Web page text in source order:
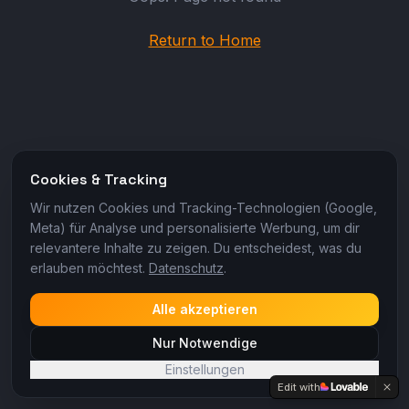
Return to Home
Cookies & Tracking
Wir nutzen Cookies und Tracking-Technologien (Google,
Meta) für Analyse und personalisierte Werbung, um dir
relevantere Inhalte zu zeigen. Du entscheidest, was du
erlauben möchtest. Datenschutz.
Alle akzeptieren
Nur Notwendige
Einstellungen
Edit with